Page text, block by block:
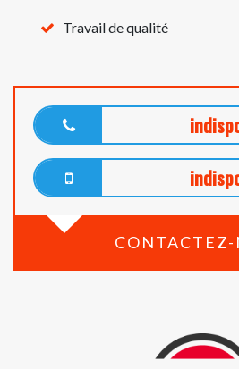
Travail de qualité
CONTACTEZ-